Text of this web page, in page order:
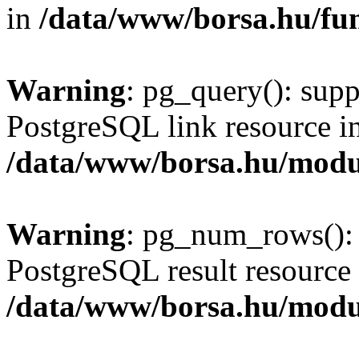
in /data/www/borsa.hu/
Warning: pg_query():
PostgreSQL link resource
/data/www/borsa.hu/
Warning:
PostgreSQL result
/data/www/borsa.hu/